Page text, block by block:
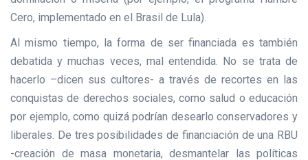
Cero, implementado en el Brasil de Lula).
Al mismo tiempo, la forma de ser financiada es también
debatida y muchas veces, mal entendida. No se trata de
hacerlo –dicen sus cultores- a través de recortes en las
conquistas de derechos sociales, como salud o educación
por ejemplo, como quizá podrían desearlo conservadores y
liberales. De tres posibilidades de financiación de una RBU
-creación de masa monetaria, desmantelar las políticas